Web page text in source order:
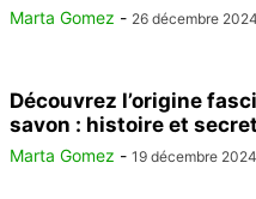
Marta Gomez - 26 décembre 2024
Découvrez l’origine
savon : histoire et
Marta Gomez - 19 décembre 2024